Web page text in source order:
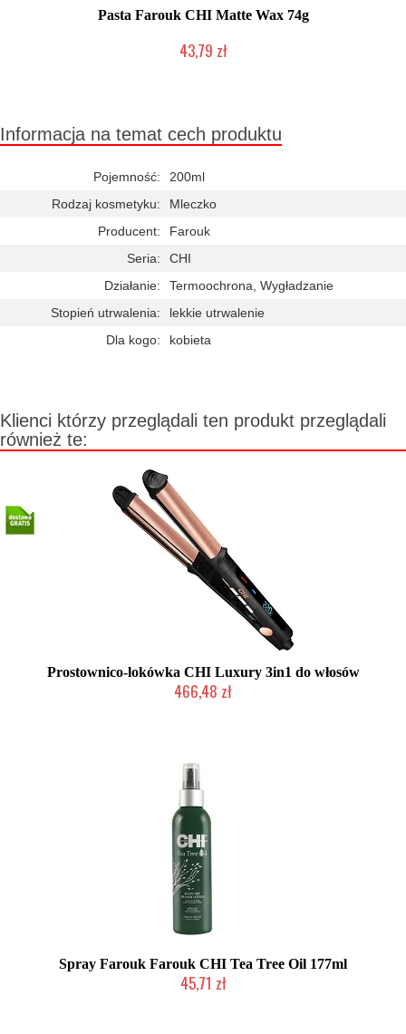
Pasta Farouk CHI Matte Wax 74g
43,79 zł
Informacja na temat cech produktu
Pojemność:
200ml
Rodzaj kosmetyku:
Mleczko
Producent:
Farouk
Seria:
CHI
Działanie:
Termoochrona, Wygładzanie
Stopień utrwalenia:
lekkie utrwalenie
Dla kogo:
kobieta
Klienci którzy przeglądali ten produkt przeglądali
również te:
Prostownico-lokówka CHI Luxury 3in1 do włosów
466,48 zł
Spray Farouk Farouk CHI Tea Tree Oil 177ml
45,71 zł